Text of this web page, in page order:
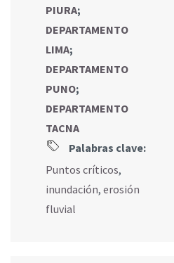
PIURA;
DEPARTAMENTO
LIMA;
DEPARTAMENTO
PUNO;
DEPARTAMENTO
TACNA
Palabras clave:
Puntos críticos,
inundación, erosión
fluvial